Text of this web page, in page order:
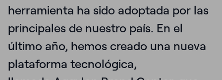
herramienta ha sido adoptada por las
principales de nuestro país. En el
último año, hemos creado una nueva
plataforma tecnológica,